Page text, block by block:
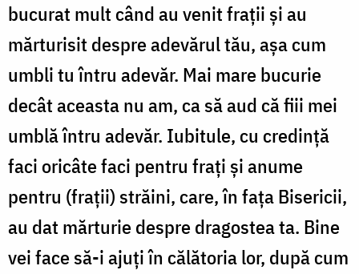
bucurat mult când au venit frații și au
mărturisit despre adevărul tău, așa cum
umbli tu întru adevăr. Mai mare bucurie
decât aceasta nu am, ca să aud că fiii mei
umblă întru adevăr. Iubitule, cu credință
faci oricâte faci pentru frați și anume
pentru (frații) străini, care, în fața Bisericii,
au dat mărturie despre dragostea ta. Bine
vei face să-i ajuți în călătoria lor, după cum